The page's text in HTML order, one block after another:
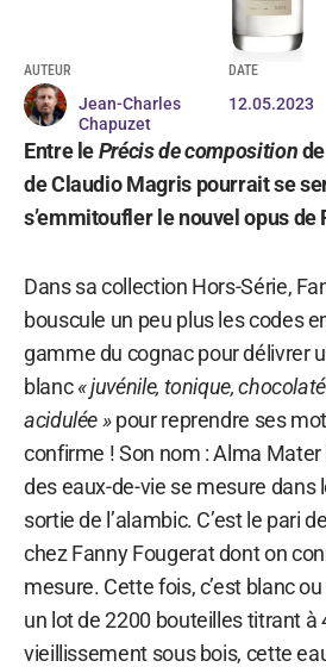
AUTEUR
Jean-Charles
Chapuzet
DATE
12.05.2023
Entre lePrécis de composition
de Claudio Magris pourrait se
s’emmitoufler le nouvel opus de
Dans sa collection Hors-Série,
bouscule un peu plus les codes
gamme du cognac pour délivrer
blanc« juvénile, tonique,
acidulée »pour reprendre ses
confirme ! Son nom : Alma Mater
des eaux-de-vie se mesure dans
sortie de l’alambic. C’est le pari
chez Fanny Fougerat dont on
mesure. Cette fois, c’est blanc
un lot de 2200 bouteilles titrant à
vieillissement sous bois, cette